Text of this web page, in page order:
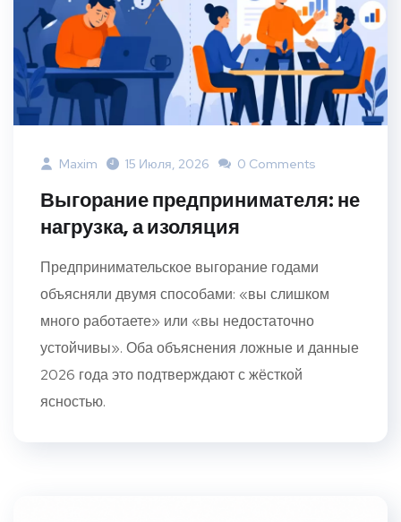
Maxim 15 Июля, 2026 0 Comments
Выгорание предпринимателя: не
нагрузка, а изоляция
Предпринимательское выгорание годами
объясняли двумя способами: «вы слишком
много работаете» или «вы недостаточно
устойчивы». Оба объяснения ложные и данные
2026 года это подтверждают с жёсткой
ясностью.